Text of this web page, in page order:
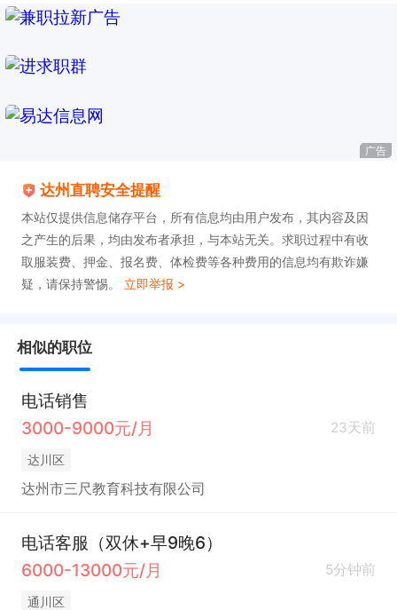
广告
达州直聘安全提醒
本站仅提供信息储存平台，所有信息均由用户发布，其内容及因
之产生的后果，均由发布者承担，与本站无关。求职过程中有收
取服装费、押金、报名费、体检费等各种费用的信息均有欺诈嫌
疑，请保持警惕。 立即举报 >
相似的职位
电话销售
3000-9000元/月
23天前
达川区
达州市三尺教育科技有限公司
电话客服（双休+早9晚6）
6000-13000元/月
5分钟前
通川区